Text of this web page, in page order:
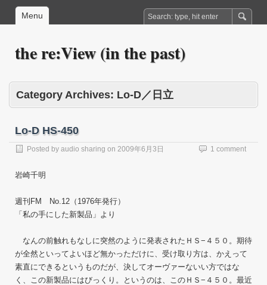
Menu
the re:View (in the past)
Category Archives: Lo-D／日立
Lo-D HS-450
Posted by audio sharing on 2009年6月3日 1 comment
岩崎千明
週刊FM No.12（1976年発行）
「私の手にした新製品」より
なんの前触れもなしに突然のように発表されたＨＳ−４５０。期待
が全然といってよいほど無かっただけに、受け取り方は、かえって
素直にできるというものだが、決してオーヴァーないい方ではな
く、この新製品にはびっくり。というのは、このＨＳ−４５０。最近